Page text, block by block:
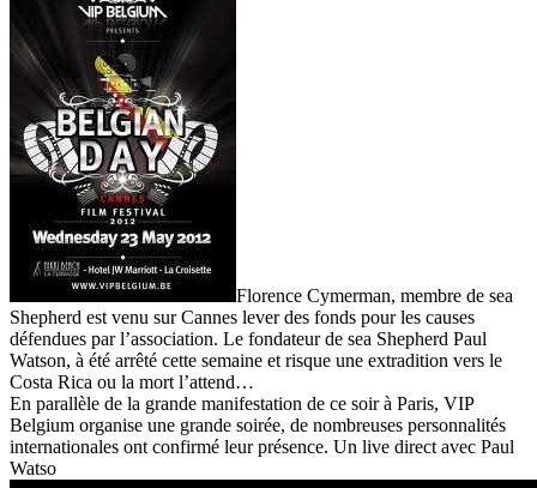
Florence Cymerman, membre de sea
Shepherd est venu sur Cannes lever des fonds pour les causes
défendues par l’association. Le fondateur de sea Shepherd Paul
Watson, à été arrêté cette semaine et risque une extradition vers le
Costa Rica ou la mort l’attend…
En parallèle de la grande manifestation de ce soir à Paris, VIP
Belgium organise une grande soirée, de nombreuses personnalités
internationales ont confirmé leur présence. Un live direct avec Paul
Watso